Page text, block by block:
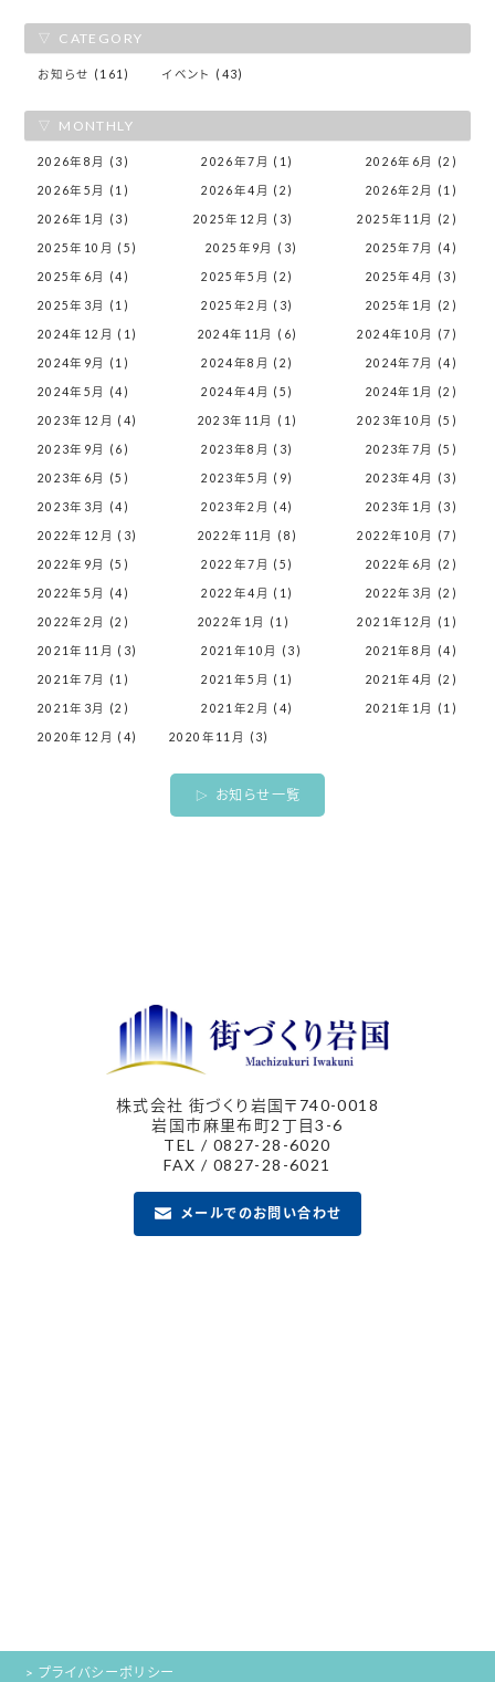
CATEGORY
お知らせ (161) イベント (43)
MONTHLY
2026年8月 (3) 2026年7月 (1) 2026年6月 (2)
2026年5月 (1) 2026年4月 (2) 2026年2月 (1)
2026年1月 (3) 2025年12月 (3) 2025年11月 (2)
2025年10月 (5) 2025年9月 (3) 2025年7月 (4)
2025年6月 (4) 2025年5月 (2) 2025年4月 (3)
2025年3月 (1) 2025年2月 (3) 2025年1月 (2)
2024年12月 (1) 2024年11月 (6) 2024年10月 (7)
2024年9月 (1) 2024年8月 (2) 2024年7月 (4)
2024年5月 (4) 2024年4月 (5) 2024年1月 (2)
2023年12月 (4) 2023年11月 (1) 2023年10月 (5)
2023年9月 (6) 2023年8月 (3) 2023年7月 (5)
2023年6月 (5) 2023年5月 (9) 2023年4月 (3)
2023年3月 (4) 2023年2月 (4) 2023年1月 (3)
2022年12月 (3) 2022年11月 (8) 2022年10月 (7)
2022年9月 (5) 2022年7月 (5) 2022年6月 (2)
2022年5月 (4) 2022年4月 (1) 2022年3月 (2)
2022年2月 (2) 2022年1月 (1) 2021年12月 (1)
2021年11月 (3) 2021年10月 (3) 2021年8月 (4)
2021年7月 (1) 2021年5月 (1) 2021年4月 (2)
2021年3月 (2) 2021年2月 (4) 2021年1月 (1)
2020年12月 (4) 2020年11月 (3)
お知らせ一覧
株式会社 街づくり岩国〒740-0018
岩国市麻里布町2丁目3-6
TEL / 0827-28-6020
FAX / 0827-28-6021
メールでのお問い合わせ
> プライバシーポリシー